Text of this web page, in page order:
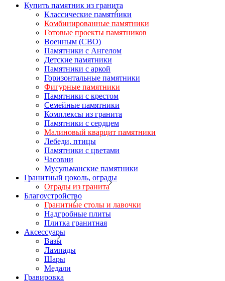
Купить памятник из гранита
Классические памятники
Комбинированные памятники
Готовые проекты памятников
Военным (СВО)
Памятники с Ангелом
Детские памятники
Памятники с аркой
Горизонтальные памятники
Фигурные памятники
Памятники с крестом
Семейные памятники
Комплексы из гранита
Памятники с сердцем
Малиновый кварцит памятники
Лебеди, птицы
Памятники с цветами
Часовни
Мусульманские памятники
Гранитный цоколь, ограды
Ограды из гранита
Благоустройство
Гранитные столы и лавочки
Надгробные плиты
Плитка гранитная
Аксессуары
Вазы
Лампады
Шары
Медали
Гравировка